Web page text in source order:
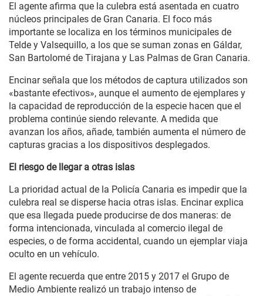
El agente afirma que la culebra está asentada en cuatro
núcleos principales de Gran Canaria. El foco más
importante se localiza en los términos municipales de
Telde y Valsequillo, a los que se suman zonas en Gáldar,
San Bartolomé de Tirajana y Las Palmas de Gran Canaria.
Encinar señala que los métodos de captura utilizados son
«bastante efectivos», aunque el aumento de ejemplares y
la capacidad de reproducción de la especie hacen que el
problema continúe siendo relevante. A medida que
avanzan los años, añade, también aumenta el número de
capturas gracias a los dispositivos desplegados.
El riesgo de llegar a otras islas
La prioridad actual de la Policía Canaria es impedir que la
culebra real se disperse hacia otras islas. Encinar explica
que esa llegada puede producirse de dos maneras: de
forma intencionada, vinculada al comercio ilegal de
especies, o de forma accidental, cuando un ejemplar viaja
oculto en un vehículo.
El agente recuerda que entre 2015 y 2017 el Grupo de
Medio Ambiente realizó un trabajo intenso de